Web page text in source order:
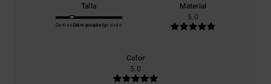
Talla
Demasiado pequeño
Demasiado grande
Material
5.0
Color
5.0